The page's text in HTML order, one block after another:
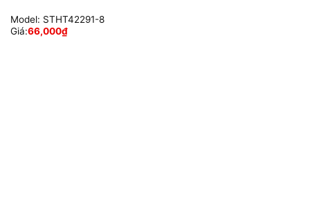
Model: STHT42291-8
Giá:66,000₫